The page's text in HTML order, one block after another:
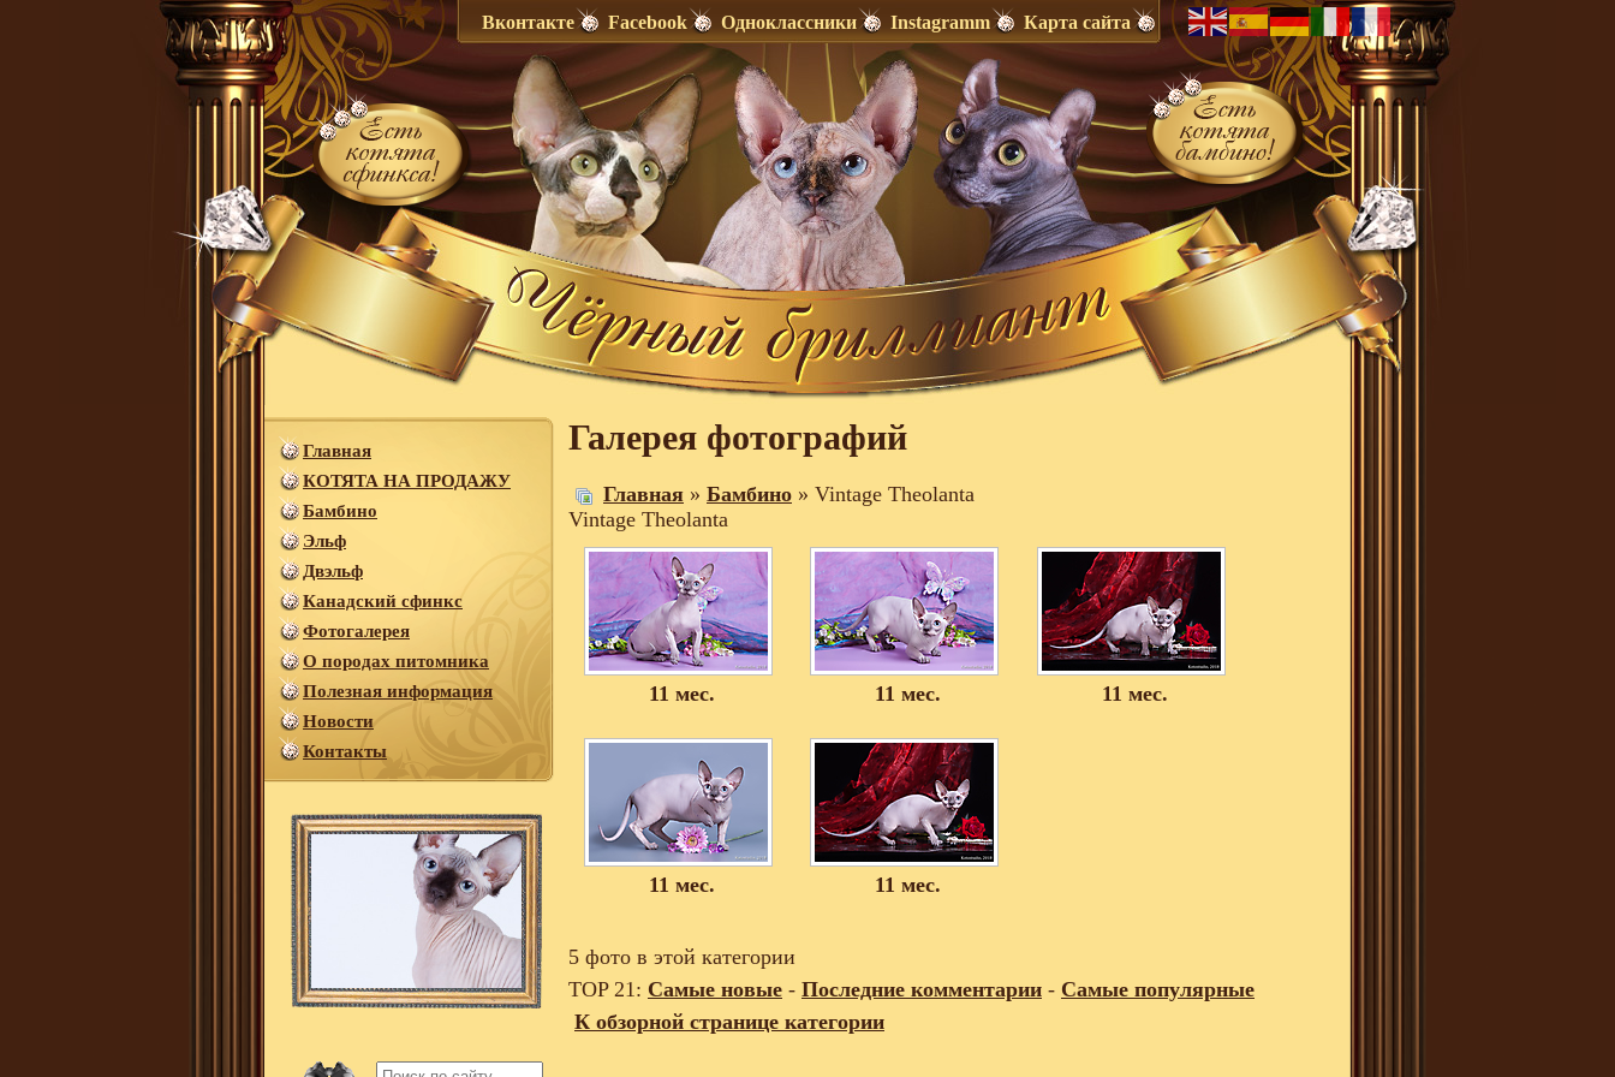
Вконтакте Facebook Одноклассники Instagramm Карта сайта
Главная
КОТЯТА НА ПРОДАЖУ
Бамбино
Эльф
Двэльф
Канадский сфинкс
Фотогалерея
О породах питомника
Полезная информация
Новости
Контакты
Галерея фотографий
Главная » Бамбино » Vintage Theolanta
Vintage Theolanta
11 мес. 11 мес. 11 мес.
11 мес. 11 мес.
5 фото в этой категории
TOP 21: Самые новые - Последние комментарии - Самые популярные
К обзорной странице категории